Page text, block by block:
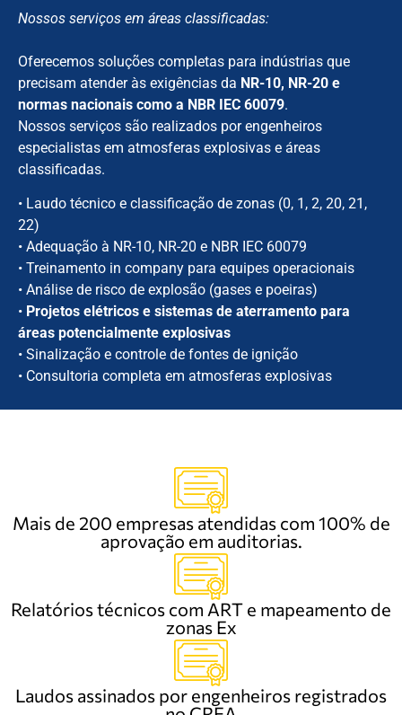
Nossos serviços em áreas classificadas:
Oferecemos soluções completas para indústrias que
precisam atender às exigências da NR-10, NR-20 e
normas nacionais como a NBR IEC 60079.
Nossos serviços são realizados por engenheiros
especialistas em atmosferas explosivas e áreas
classificadas.
• Laudo técnico e classificação de zonas (0, 1, 2, 20, 21,
22)
• Adequação à NR-10, NR-20 e NBR IEC 60079
• Treinamento in company para equipes operacionais
• Análise de risco de explosão (gases e poeiras)
• Projetos elétricos e sistemas de aterramento para
áreas potencialmente explosivas
• Sinalização e controle de fontes de ignição
• Consultoria completa em atmosferas explosivas
Mais de 200 empresas atendidas com 100% de
aprovação em auditorias.
Relatórios técnicos com ART e mapeamento de
zonas Ex
Laudos assinados por engenheiros registrados